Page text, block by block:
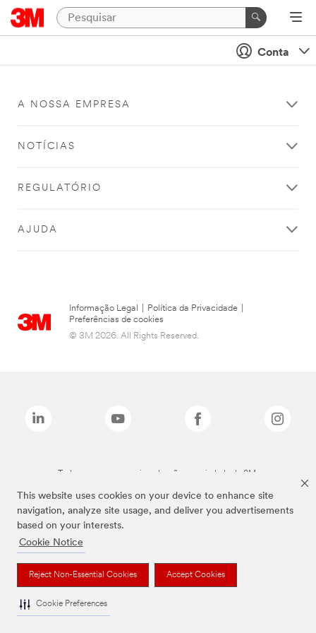
This website uses cookies on your device to enhance site
navigation, analyze site usage, and deliver you advertisements
based on your interests.
Cookie Notice
Reject Non-Essential Cookies Accept Cookies
Cookie Preferences
Conta
A NOSSA EMPRESA
NOTÍCIAS
REGULATÓRIO
AJUDA
Informação Legal Política da Privacidade
Preferências de cookies
© 3M 2026. All Rights Reserved.
Todas as marcas mencionadas são propriedade da 3M.